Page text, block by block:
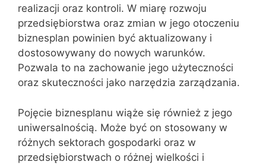
realizacji oraz kontroli. W miarę rozwoju
przedsiębiorstwa oraz zmian w jego otoczeniu
biznesplan powinien być aktualizowany i
dostosowywany do nowych warunków.
Pozwala to na zachowanie jego użyteczności
oraz skuteczności jako narzędzia zarządzania.
Pojęcie biznesplanu wiąże się również z jego
uniwersalnością. Może być on stosowany w
różnych sektorach gospodarki oraz w
przedsiębiorstwach o różnej wielkości i